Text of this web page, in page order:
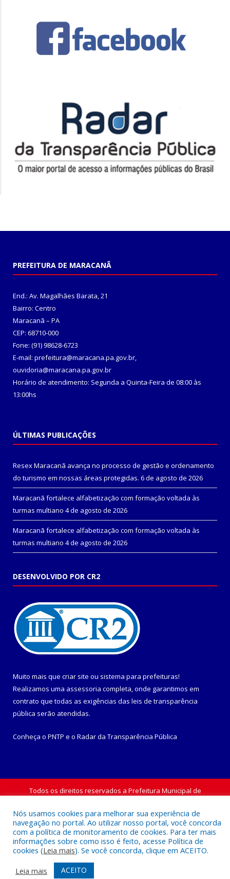
PREFEITURA DE MARACANÃ
End.: Av. Magalhães Barata, 21
Bairro: Centro
Maracanã – PA
CEP: 68710-000
Fone: (91) 98628-6723
E-mail: prefeitura@maracana.pa.gov.br,
ouvidoria@maracana.pa.gov.br
Horário de atendimento: Segunda a Quinta-Feira de 08:00 às
13:00hs
ÚLTIMAS PUBLICAÇÕES
Resex Maracanã avança no processo de gestão e ordenamento
do turismo em nossas áreas protegidas. 6 de agosto de 2026
Maracanã fortalece alfabetização com formação voltada às
turmas multiano 4 de agosto de 2026
Maracanã fortalece alfabetização com formação voltada às
turmas multiano 4 de agosto de 2026
DESENVOLVIDO POR CR2
Muito mais que criar site ou sistema para prefeituras!
Realizamos uma assessoria completa, onde garantimos em
contrato que todas as exigências das leis de transparência
pública serão atendidas.
Conheça o PNTP e o Radar da Transparência Pública
Todos os direitos reservados a Prefeitura Municipal de
Mapa do Site
Acessar Área Administrativa
Acessar Webmail
Nós usamos cookies para melhorar sua experiência de
navegação no portal. Ao utilizar nosso portal, você concorda
com a política de monitoramento de cookies. Para ter mais
informações sobre como isso é feito, acesse Política de
cookies (Leia mais). Se você concorda, clique em ACEITO.
Leia mais
ACEITO